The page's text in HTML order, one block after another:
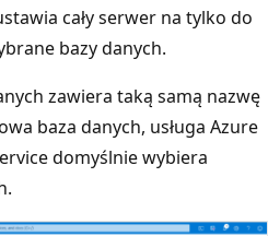
cały serwer na tylko do
bazy danych.
zawiera taką samą nazwę
baza danych, usługa Azure
domyślnie wybiera